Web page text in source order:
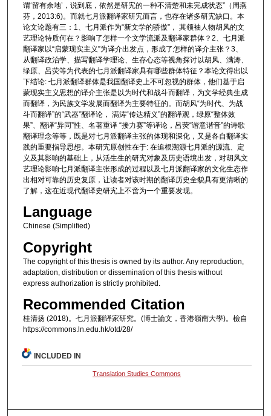
谓‘留有余地’，说到底，依然是研宄的一种不清楚和未完成状态”（周燕
芬，2013:6)。而就七月派翻译家研宄而言，也存在诸多研宄缺口。本
论文论题有三：1、七月派作为“新文学的骄傲”， 其领袖人物胡风的文
艺理论特质何在？影响了怎样一个文学流派及翻译家群体？2、七月派
翻译家以“启蒙现实主义”为译介出发点，形成了怎样的译介主张？3、
从翻译政治学、描写翻译学理论、生存心态等视角探讨以胡风、满涛、
绿原、呂荧等为代表的七月派翻译家具有哪些群体特征？本论文得出以
下结论: 七月派翻译群体是我国翻译史上不可忽视的群体，他们基于启
蒙现实主义思想的译介主张是以为时代和战斗而翻译，为文学经典生成
而翻译，为民族文学发展而翻译为主要特征的。而胡风“为时代、为战
斗而翻译”的“武器”翻译论， 满涛“传达精义”的翻译观，绿原“整体效
果”、翻译“异同”性、名著重译 “接力赛”等译论，呂荧“谐意谐音”的诗歌
翻译理念等等，既是对七月派翻译主张的体现和深化，又是各自翻译实
践的重要指导思想。本研宄原创性在于: 在追根溯源七月派的源流、定
义及其影响的基础上，从活生生的研宄对象及历史语境出发，对胡风文
艺理论影响七月派翻译主张形成的过程以及七月派翻译家的文化生态作
出相对可靠的历史复原，让读者对该时期的翻译历史全貌具有更清晰的
了解，这在近现代翻译史研宄上不啻为一个重要发现。
Language
Chinese (Simplified)
Copyright
The copyright of this thesis is owned by its author. Any reproduction,
adaptation, distribution or dissemination of this thesis without
express authorization is strictly prohibited.
Recommended Citation
桂清扬 (2018)。七月派翻译家研究。(博士論文，香港嶺南大學)。檢自
https://commons.ln.edu.hk/otd/28/
INCLUDED IN
Translation Studies Commons